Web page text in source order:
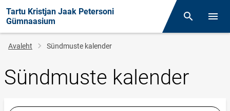
Tartu Kristjan Jaak Petersoni
Gümnaasium
Otsing
Leivapuru
Avaleht Sündmuste kalender
Sündmuste kalender